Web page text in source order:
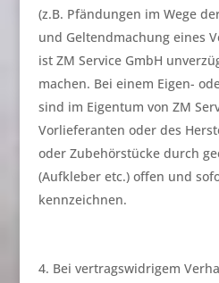
(z.B. Pfändungen im Wege
und Geltendmachung eines
ist ZM Service GmbH
machen. Bei einem Eigen-
sind im Eigentum von ZM
Vorlieferanten oder des
oder Zubehörstücke durch
(Aufkleber etc.) offen und
kennzeichnen.
Bei vertragswidrigem